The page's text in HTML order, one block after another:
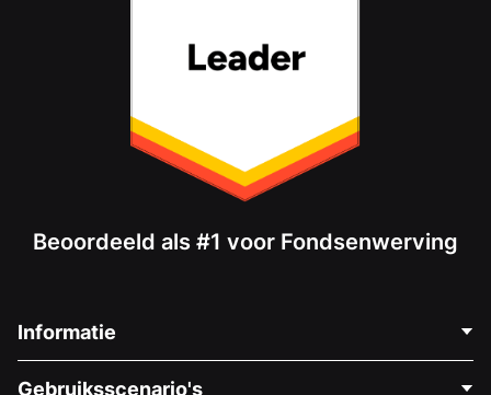
Beoordeeld als #1 voor Fondsenwerving
Informatie
Gebruiksscenario's